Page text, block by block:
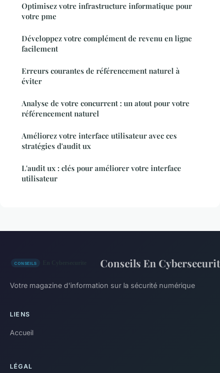
Optimisez votre infrastructure informatique pour
votre pme
Développez votre complément de revenu en ligne
facilement
Erreurs courantes de référencement naturel à
éviter
Analyse de votre concurrent : un atout pour votre
référencement naturel
Améliorez votre interface utilisateur avec ces
stratégies d'audit ux
L'audit ux : clés pour améliorer votre interface
utilisateur
Conseils En
Votre magazine d'information sur la sécurité numérique
LIENS
Accueil
LÉGAL